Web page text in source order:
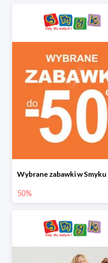
50%